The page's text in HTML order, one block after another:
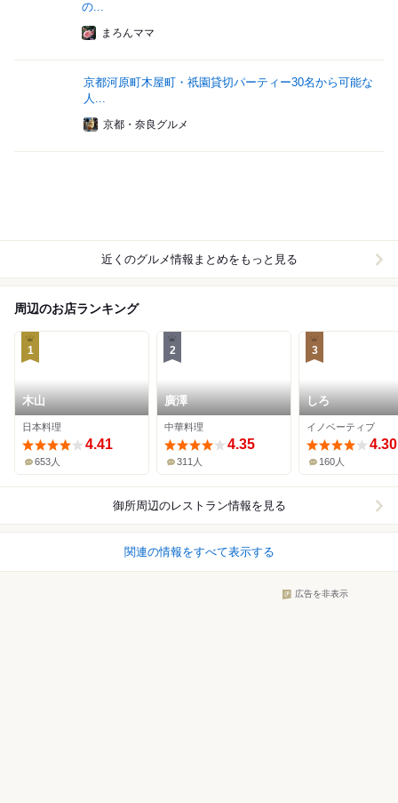
の...
まろんママ
京都河原町木屋町・祇園貸切パーティー30名から可能な
人...
京都・奈良グルメ
近くのグルメ情報まとめをもっと見る
周辺のお店ランキング
1
木山
日本料理
4.41
653人
2
廣澤
中華料理
4.35
311人
3
しろ
イノベーティブ
4.30
160人
御所周辺のレストラン情報を見る
関連の情報をすべて表示する
広告を非表示